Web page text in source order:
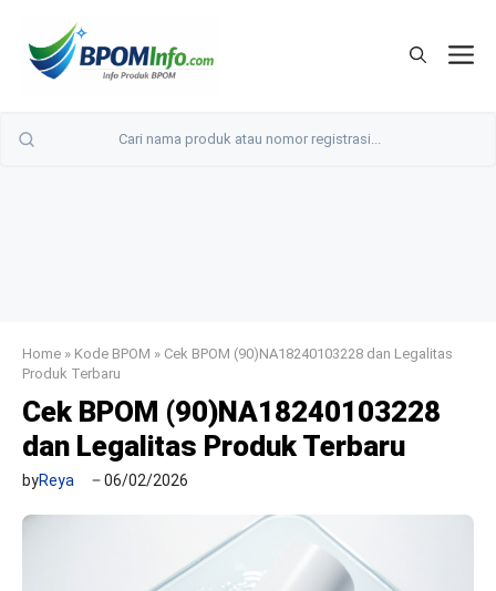
Home » Kode BPOM » Cek BPOM (90)NA18240103228 dan Legalitas
Produk Terbaru
Cek BPOM (90)NA18240103228
dan Legalitas Produk Terbaru
byReya 06/02/2026